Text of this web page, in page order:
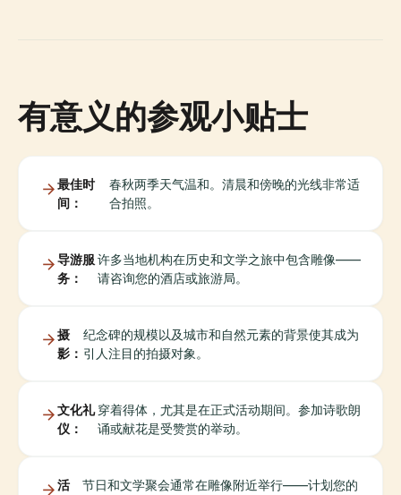
有意义的参观小贴士
最佳时
间：
春秋两季天气温和。清晨和傍晚的光线非常适
合拍照。
导游服
务：
许多当地机构在历史和文学之旅中包含雕像——
请咨询您的酒店或旅游局。
摄
影：
纪念碑的规模以及城市和自然元素的背景使其成为
引人注目的拍摄对象。
文化礼
仪：
穿着得体，尤其是在正式活动期间。参加诗歌朗
诵或献花是受赞赏的举动。
活
节日和文学聚会通常在雕像附近举行——计划您的